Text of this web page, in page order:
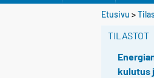
Etusivu >
TILASTOT
kulutus